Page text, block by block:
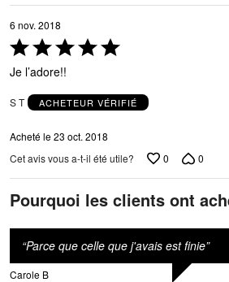
6 nov. 2018
Coté
5 sur
5
Je l’adore!!
S T ACHETEUR VÉRIFIÉ
Acheté le 23 oct. 2018
Cet avis vous a-t-il été utile?
0 0
Pourquoi les clients ont
“Parce que celle que j'avais est finie”
Carole B